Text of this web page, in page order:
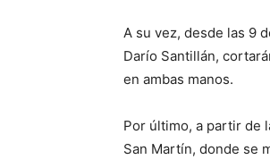
A su vez, desde las 9
Darío Santillán,
en ambas manos.
Por último, a partir de
San Martín, donde se